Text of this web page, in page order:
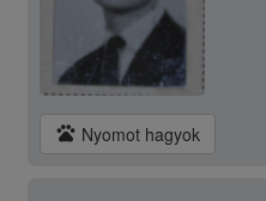
pets Nyomot hagyok